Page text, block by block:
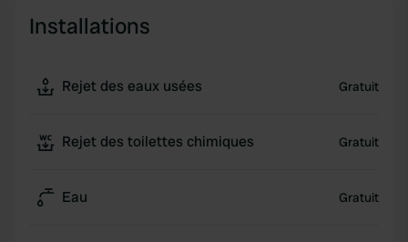
Installations
Rejet des eaux usées Gratuit
Rejet des toilettes chimiques Gratuit
Eau Gratuit